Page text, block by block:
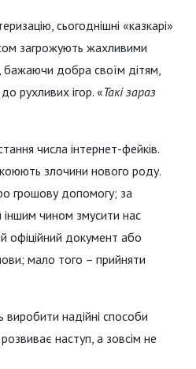
сьогоднішні «казкарі»
загрожують жахливими
бажаючи добра своїм дітям,
рухливих ігор. «Такі зараз
числа інтернет-фейків.
злочини нового роду.
грошову допомогу; за
іншим чином змусити нас
офіційний документ або
мало того – прийняти
надійні способи
наступ, а зовсім не